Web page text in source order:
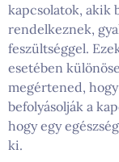
kapcsolatok, akik
rendelkeznek,
feszültséggel.
esetében
megértened,
befolyásolják a
hogy egy
ki.